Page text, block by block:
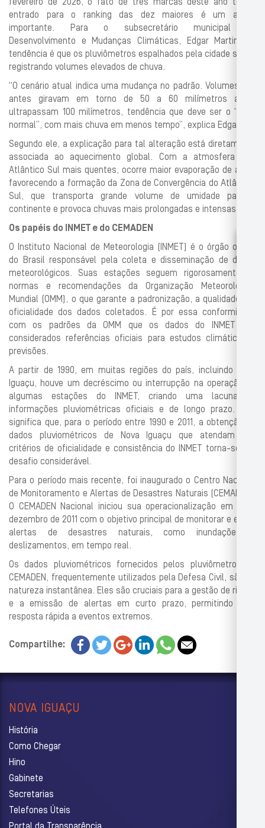
fevereiro de 2026, o fato de três marcas deste ano terem
entrado para o ranking das dez maiores é um alerta
importante. Para o subsecretário municipal de
Desenvolvimento e Mudanças Climáticas, Edgar Martins, a
tendência é que os pluviômetros espalhados pela cidade sigam
registrando volumes elevados de chuva.
“O cenário atual indica uma mudança no padrão. Volumes que
antes giravam em torno de 50 a 60 milímetros agora
ultrapassam 100 milímetros, tendência que deve ser o “novo
normal”, com mais chuva em menos tempo”, explica Edgar.
Segundo ele, a explicação para tal alteração está diretamente
associada ao aquecimento global. Com a atmosfera e o
Atlântico Sul mais quentes, ocorre maior evaporação de água,
favorecendo a formação da Zona de Convergência do Atlântico
Sul, que transporta grande volume de umidade para o
continente e provoca chuvas mais prolongadas e intensas.
Os papéis do INMET e do CEMADEN
O Instituto Nacional de Meteorologia (INMET) é o órgão oficial
do Brasil responsável pela coleta e disseminação de dados
meteorológicos. Suas estações seguem rigorosamente as
normas e recomendações da Organização Meteorológica
Mundial (OMM), o que garante a padronização, a qualidade e a
oficialidade dos dados coletados. É por essa conformidade
com os padrões da OMM que os dados do INMET são
considerados referências oficiais para estudos climáticos e
previsões.
A partir de 1990, em muitas regiões do país, incluindo Nova
Iguaçu, houve um decréscimo ou interrupção na operação de
algumas estações do INMET, criando uma lacuna de
informações pluviométricas oficiais e de longo prazo. Isso
significa que, para o período entre 1990 e 2011, a obtenção de
dados pluviométricos de Nova Iguaçu que atendam aos
critérios de oficialidade e consistência do INMET torna-se um
desafio considerável.
Para o período mais recente, foi inaugurado o Centro Nacional
de Monitoramento e Alertas de Desastres Naturais (CEMADEN).
O CEMADEN Nacional iniciou sua operacionalização em 2 de
dezembro de 2011 com o objetivo principal de monitorar e emitir
alertas de desastres naturais, como inundações e
deslizamentos, em tempo real.
Os dados pluviométricos fornecidos pelos pluviômetros do
CEMADEN, frequentemente utilizados pela Defesa Civil, são de
natureza instantânea. Eles são cruciais para a gestão de riscos
e a emissão de alertas em curto prazo, permitindo uma
resposta rápida a eventos extremos.
Compartilhe:
NOVA IGUAÇU
História
Como Chegar
Hino
Gabinete
Secretarias
Telefones Úteis